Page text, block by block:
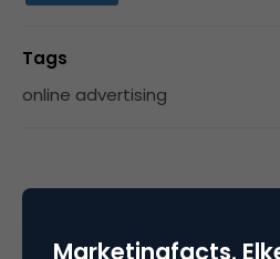
Tags
online advertising
Marketingfacts.